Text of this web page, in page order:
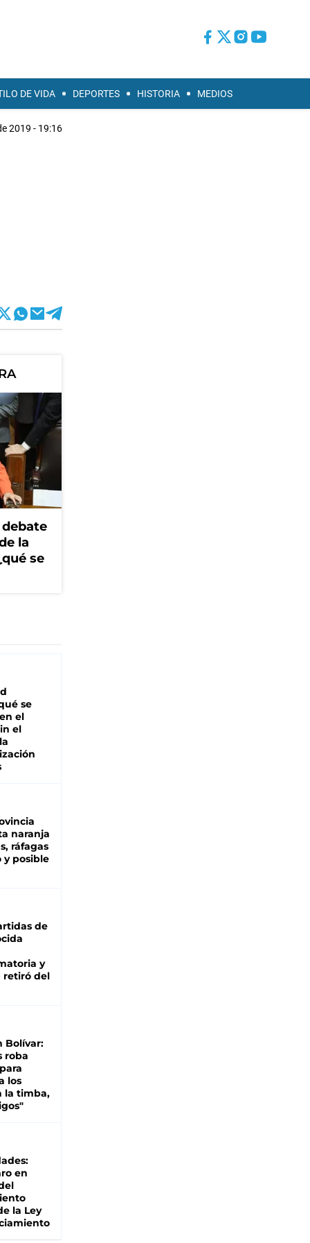
DE VIDA DEPORTES HISTORIA MEDIOS
2019 - 19:16
la
se
se
el
el
naranja
ráfagas
y posible
de
y
retiró del
Bolívar:
roba
los
la timba,
en
la Ley